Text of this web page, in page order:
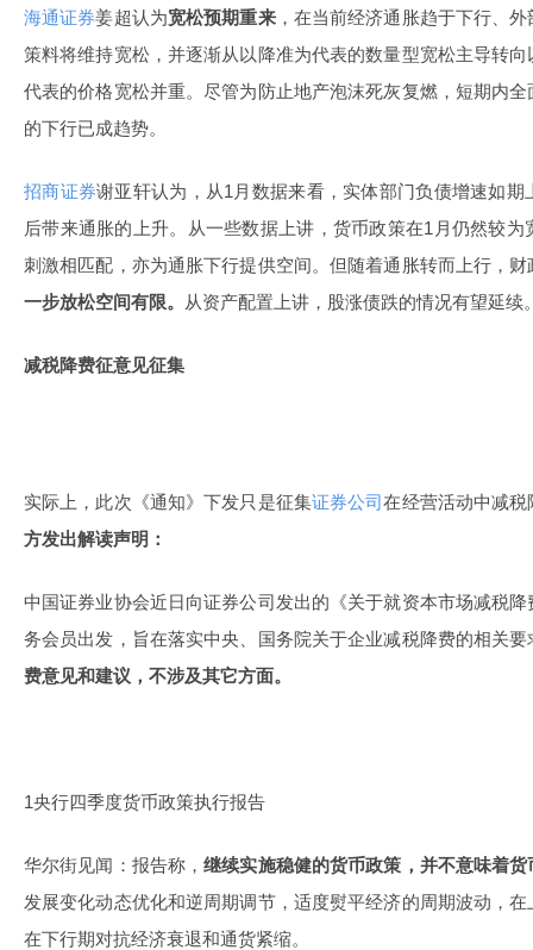
海通证券姜超认为宽松预期重来，在当前经济通胀趋于下行、
策料将维持宽松，并逐渐从以降准为代表的数量型宽松主导转
代表的价格宽松并重。尽管为防止地产泡沫死灰复燃，短期内
的下行已成趋势。
招商证券谢亚轩认为，从1月数据来看，实体部门负债增速如
后带来通胀的上升。从一些数据上讲，货币政策在1月仍然较
刺激相匹配，亦为通胀下行提供空间。但随着通胀转而上行，
一步放松空间有限。
从资产配置上讲，股涨债跌的情况有望延续
减税降费征意见征集
实际上，此次《通知》下发只是征集证券公司在经营活动中减
方发出解读声明：
中国证券业协会近日向证券公司发出的《关于就资本市场减税
务会员出发，旨在落实中央、国务院关于企业减税降费的相关要
费意见和建议，不涉及其它方面。
1央行四季度货币政策执行报告
华尔街见闻：报告称，继续实施稳健的货币政策，并不意味着
发展变化动态优化和逆周期调节，适度熨平经济的周期波动，
在下行期对抗经济衰退和通货紧缩。